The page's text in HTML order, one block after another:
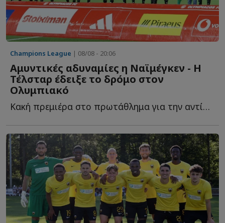
Champions League | 08/08 - 20:06
Αμυντικές αδυναμίες η Ναϊμέγκεν - Η
Τέλσταρ έδειξε το δρόμο στον
Ολυμπιακό
Κακή πρεμιέρα στο πρωτάθλημα για την αντίπαλο τ...